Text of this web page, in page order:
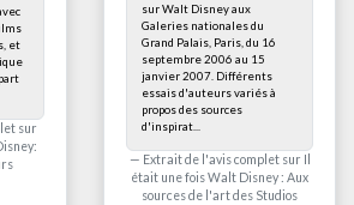
et
sur
sur Walt Disney aux
Galeries nationales du
Grand Palais, Paris, du 16
septembre 2006 au 15
janvier 2007. Différents
essais d'auteurs variés à
propos des sources
d'inspirat...
Extrait de l'avis complet sur Il
était une fois Walt Disney : Aux
sources de l'art des Studios